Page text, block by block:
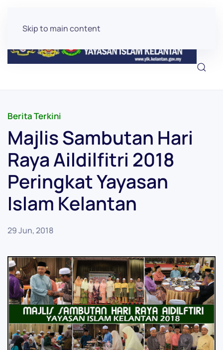
Skip to main content
Berita Terkini
Majlis Sambutan Hari
Raya Aildilfitri 2018
Peringkat Yayasan
Islam Kelantan
29 Jun, 2018